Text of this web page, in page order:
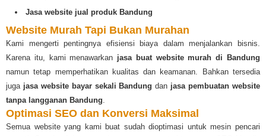
Jasa website jual produk Bandung
Website Murah Tapi Bukan Murahan
Kami mengerti pentingnya efisiensi biaya dalam menjalankan bisnis.
Karena itu, kami menawarkan jasa buat website murah di Bandung
namun tetap memperhatikan kualitas dan keamanan. Bahkan tersedia
juga jasa website bayar sekali Bandung dan jasa pembuatan website
tanpa langganan Bandung.
Optimasi SEO dan Konversi Maksimal
Semua website yang kami buat sudah dioptimasi untuk mesin pencari